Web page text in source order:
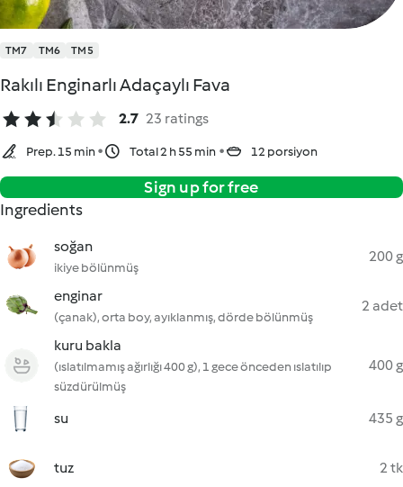
TM7 TM6 TM5
Rakılı Enginarlı Adaçaylı Fava
2.7 23 ratings
Prep. 15 min Total 2 h 55 min 12 porsiyon
Sign up for free
Ingredients
soğan
ikiye bölünmüş
200 g
enginar
(çanak), orta boy, ayıklanmış, dörde bölünmüş
2 adet
kuru bakla
(ıslatılmamış ağırlığı 400 g), 1 gece önceden ıslatılıp
süzdürülmüş
400 g
su 435 g
tuz 2 tk